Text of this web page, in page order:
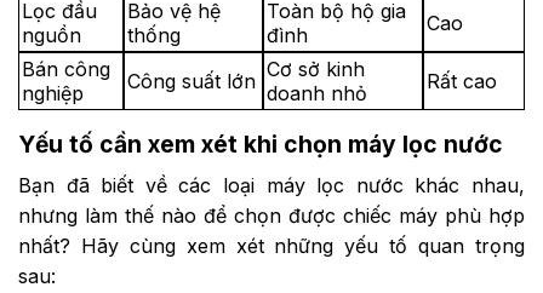
Lọc đầu
nguồn
Bảo vệ hệ
thống
Toàn bộ hộ gia
đình
Cao
Bán công
nghiệp
Công suất lớn Cơ sở kinh
doanh nhỏ
Rất cao
Yếu tố cần xem xét khi chọn máy lọc nước
Bạn đã biết về các loại máy lọc nước khác nhau,
nhưng làm thế nào để chọn được chiếc máy phù hợp
nhất? Hãy cùng xem xét những yếu tố quan trọng
sau: